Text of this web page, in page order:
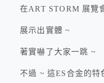
在ART STORM 展覽
展示出實體 ~
著實嚇了大家一跳 ~
不過 ~ 這ES合金的